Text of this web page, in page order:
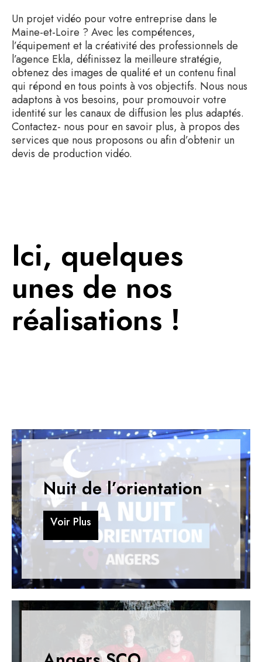
Un projet vidéo pour votre entreprise dans le
Maine-et-Loire ? Avec les compétences,
l’équipement et la créativité des professionnels de
l’agence Ekla, définissez la meilleure stratégie,
obtenez des images de qualité et un contenu final
qui répond en tous points à vos objectifs. Nous nous
adaptons à vos besoins, pour promouvoir votre
identité sur les canaux de diffusion les plus adaptés.
Contactez- nous pour en savoir plus, à propos des
services que nous proposons ou afin d’obtenir un
devis de production vidéo.
Ici, quelques
unes de nos
réalisations !
Nuit de l’orientation
Voir Plus
Voir Plus